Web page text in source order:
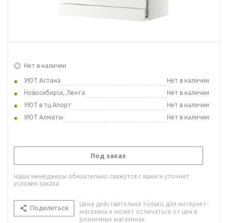
Нет в наличии
УЮТ Астана
Нет в наличии
Новосибирск, Лента
Нет в наличии
УЮТ в тц Апорт
Нет в наличии
УЮТ Алматы
Нет в наличии
Под заказ
Наши менеджеры обязательно свяжутся с вами и уточнят
условия заказа
Поделиться
Цена действительна только для интернет-
магазина и может отличаться от цен в
розничных магазинах